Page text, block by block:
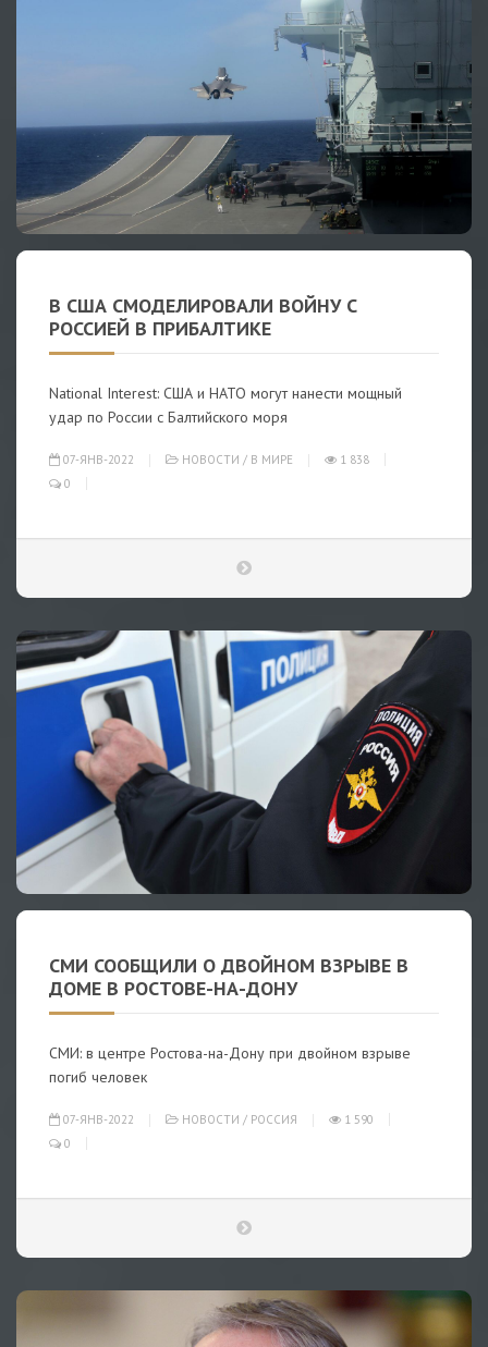
В США СМОДЕЛИРОВАЛИ ВОЙНУ С
РОССИЕЙ В ПРИБАЛТИКЕ
National Interest: США и НАТО могут нанести мощный
удар по России с Балтийского моря
07-ЯНВ-2022 НОВОСТИ / В МИРЕ
1 838
0
СМИ СООБЩИЛИ О ДВОЙНОМ ВЗРЫВЕ В
ДОМЕ В РОСТОВЕ-НА-ДОНУ
СМИ: в центре Ростова-на-Дону при двойном взрыве
погиб человек
07-ЯНВ-2022 НОВОСТИ / РОССИЯ
1 590
0